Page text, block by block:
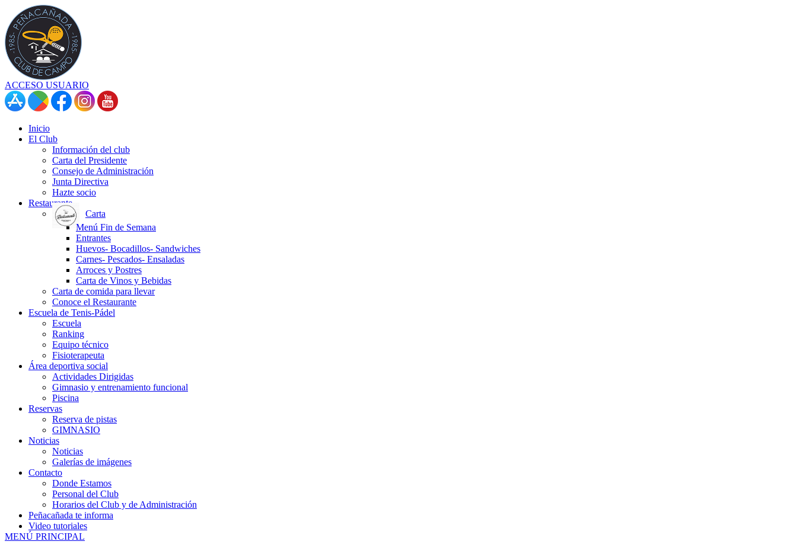
ACCESO USUARIO
Inicio
El Club
Información del club
Carta del Presidente
Consejo de Administración
Junta Directiva
Hazte socio
Restaurante
Carta
Menú Fin de Semana
Entrantes
Huevos- Bocadillos- Sandwiches
Carnes- Pescados- Ensaladas
Arroces y Postres
Carta de Vinos y Bebidas
Carta de comida para llevar
Conoce el Restaurante
Escuela de Tenis-Pádel
Escuela
Ranking
Equipo técnico
Fisioterapeuta
Área deportiva social
Actividades Dirigidas
Gimnasio y entrenamiento funcional
Piscina
Reservas
Reserva de pistas
GIMNASIO
Noticias
Noticias
Galerías de imágenes
Contacto
Donde Estamos
Personal del Club
Horarios del Club y de Administración
Peñacañada te informa
Video tutoriales
MENÚ PRINCIPAL